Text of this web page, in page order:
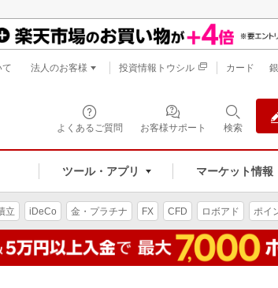
よくあるご質問 お客様サポート 検索
ツール・アプリ マーケット情報
て 法人のお客様 投資情報トウシル カード
立 iDeCo 金・プラチナ FX CFD ロボアド ポイ